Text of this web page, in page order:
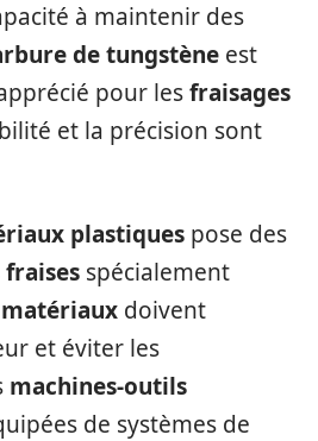
à maintenir des
de tungstène est
pour lesfraisages
et la précision sont
plastiques pose des
fraises spécialement
matériaux doivent
et éviter les
machines-outils
de systèmes de